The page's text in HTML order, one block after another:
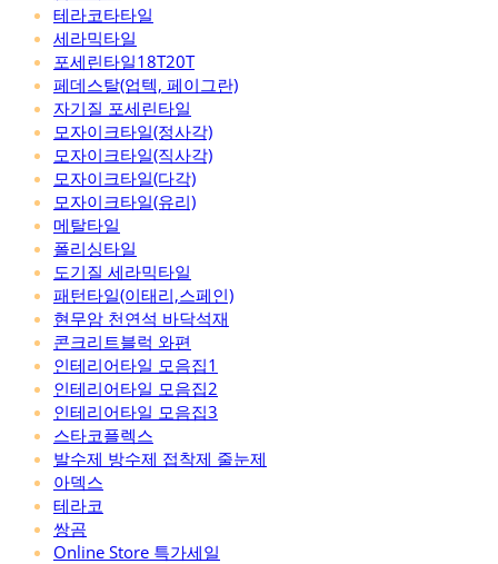
테라코타타일
세라믹타일
포세린타일18T20T
페데스탈(업텍, 페이그란)
자기질 포세린타일
모자이크타일(정사각)
모자이크타일(직사각)
모자이크타일(다각)
모자이크타일(유리)
메탈타일
폴리싱타일
도기질 세라믹타일
패턴타일(이태리,스페인)
현무암 천연석 바닥석재
콘크리트블럭 와편
인테리어타일 모음집1
인테리어타일 모음집2
인테리어타일 모음집3
스타코플렉스
발수제 방수제 접착제 줄눈제
아덱스
테라코
쌍곰
Online Store 특가세일